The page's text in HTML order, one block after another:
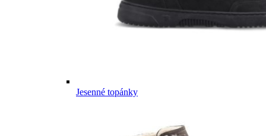
Jesenné topánky